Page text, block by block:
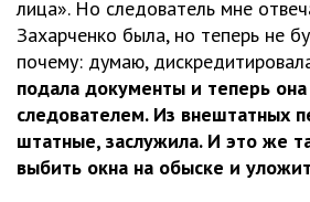
лица». Но следователь мне
Захарченко была, но теперь не
почему: думаю,
подала документы и теперь
следователем. Из внештатных
штатные, заслужила. И это же
выбить окна на обыске и